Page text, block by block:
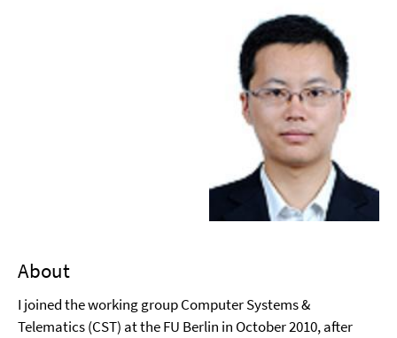
About
I joined the working group Computer Systems &
Telematics (CST) at theFU Berlin in October 2010, after